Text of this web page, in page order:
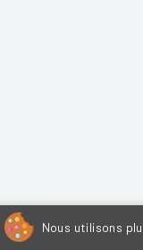
Nous utilisons